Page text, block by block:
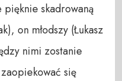
pięknie skadrowaną
on młodszy (Łukasz
nimi zostanie
się